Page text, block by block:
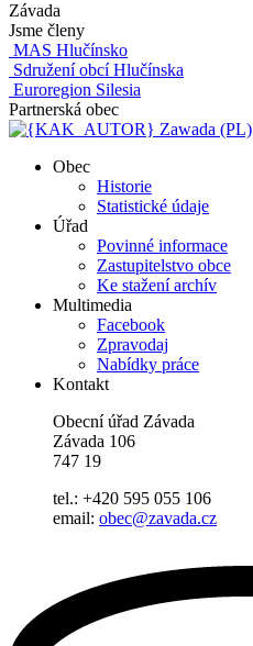
Závada
Jsme členy
MAS Hlučínsko
Sdružení obcí Hlučínska
Euroregion Silesia
Partnerská obec
Zawada (PL)
Obec
Historie
Statistické údaje
Úřad
Povinné informace
Zastupitelstvo obce
Ke stažení archív
Multimedia
Facebook
Zpravodaj
Nabídky práce
Kontakt
Obecní úřad Závada
Závada 106
747 19
tel.: +420 595 055 106
email: obec@zavada.cz